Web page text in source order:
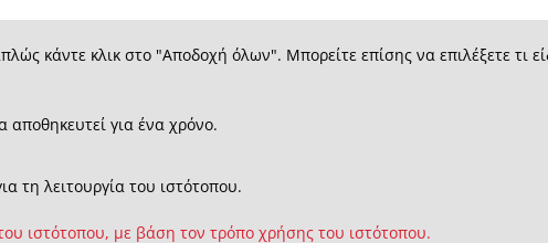
κάντε κλικ στο "Αποδοχή όλων". Μπορείτε επίσης να επιλέξετε τι
αποθηκευτεί για ένα χρόνο.
τη λειτουργία του ιστότοπου.
ιστότοπου, με βάση τον τρόπο χρήσης του ιστότοπου.